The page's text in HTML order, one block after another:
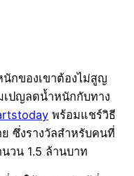
กของเขาต้องไม่สูญ
เปญลดน้ำหนักกับทาง
พร้อมแชร์วิธี
ซึ่งรางวัลสำหรับคนที่
วน 1.5 ล้านบาท